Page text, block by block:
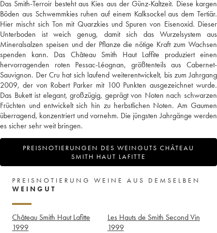
Das Smith-Terroir besteht aus Kies aus der Günz-Kaltzeit. Diese kargen
Böden aus Schwemmkies ruhen auf einem Kalksockel aus dem Tertiär.
Hier mischt sich Ton mit Quarzkies und Spuren von Eisenoxid. Dieser
Unterboden ist weich genug, damit sich das Wurzelsystem aus
Mineralsalzen speisen und der Pflanze die nötige Kraft zum Wachsen
spenden kann. Das Château Smith Haut Laffite produziert einen
hervorragenden roten Pessac-Léognan, größtenteils aus Cabernet-
Sauvignon. Der Cru hat sich laufend weiterentwickelt, bis zum Jahrgang
2009, der von Robert Parker mit 100 Punkten ausgezeichnet wurde.
Das Bukett ist elegant, großzügig, geprägt von Noten nach schwarzen
Früchten und entwickelt sich hin zu herbstlichen Noten. Am Gaumen
überragend, konzentriert und vornehm. Die jüngsten Jahrgänge werden
es sicher sehr weit bringen.
PREISNOTIERUNGEN DES WEINGUTS CHÂTEAU
SMITH HAUT LAFITTE
PREISNOTIERUNG WEINE AUS DEMSELBEN
WEINGUT
Château Smith Haut Lafitte
1999
Les Hauts de Smith Second Vin
1999